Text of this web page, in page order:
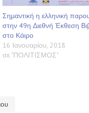
Σημαντική η ελληνική
στην 49η Διεθνή Έκθεση
στο Κάιρο
16 Ιανουαρίου, 2018
σε "ΠΟΛΙΤΙΣΜΟΣ"